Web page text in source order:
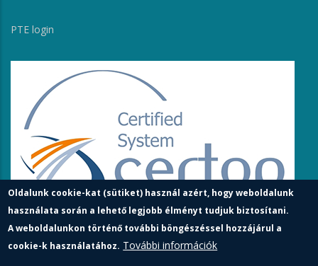
PTE login
Oldalunk cookie-kat (sütiket) használ azért, hogy weboldalunk
használata során a lehető legjobb élményt tudjuk biztosítani.
A weboldalunkon történő további böngészéssel hozzájárul a
cookie-k használatához. További információk